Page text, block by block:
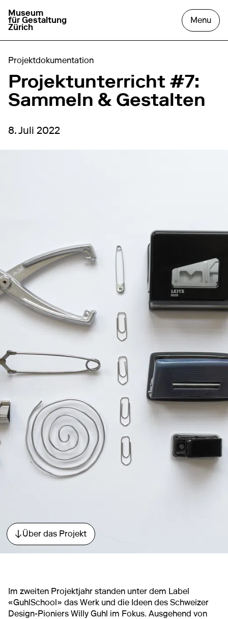
aller à la page d'accueil
Museum
für Gestaltung
Zürich
Menu
Projektdokumentation
Projektunterricht #7:
Sammeln & Gestalten
8. Juli 2022
Über das Projekt
Direkt zum Abschnitt springen.
Im zweiten Projektjahr standen unter dem Label
«GuhlSchool» das Werk und die Ideen des Schweizer
Design-Pioniers Willy Guhl im Fokus. Ausgehend von